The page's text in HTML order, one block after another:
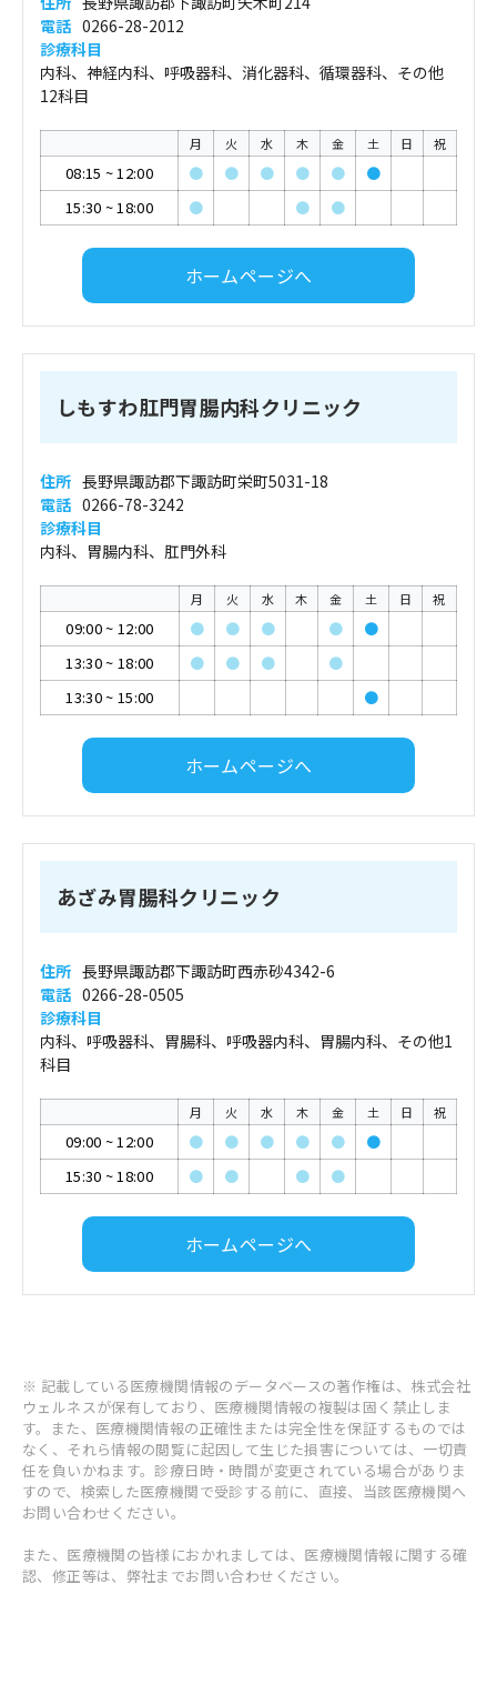
電話 0266-28-2012
診療科目
内科、神経内科、呼吸器科、消化器科、循環器科、その他
12科目
月 火 水 木 金 土 日 祝
08:15 ~12:00 ● ● ● ● ●
●
15:30 ~18:00 ● ● ●
ホームページへ
しもすわ肛門胃腸内科クリニック
住所 長野県諏訪郡下諏訪町栄町5031-18
電話 0266-78-3242
診療科目
内科、胃腸内科、肛門外科
月 火 水 木 金 土 日 祝
09:00~ 12:00 ● ● ● ●
●
13:30~ 18:00 ● ● ●
●
13:30~ 15:00 ●
ホームページへ
あざみ胃腸科クリニック
住所 長野県諏訪郡下諏訪町西赤砂4342-6
電話 0266-28-0505
診療科目
内科、呼吸器科、胃腸科、呼吸器内科、胃腸内科、その他1
科目
月 火 水 木 金 土 日 祝
09:00 ~12:00 ● ● ● ● ●
●
15:30 ~18:00 ● ● ● ●
ホームページへ
※ 記載している医療機関情報のデータベースの著作権は、株式会社
ウェルネスが保有しており、医療機関情報の複製は固く禁止しま
す。また、医療機関情報の正確性または完全性を保証するものでは
なく、それら情報の閲覧に起因して生じた損害については、一切責
任を負いかねます。診療日時・時間が変更されている場合がありま
すので、検索した医療機関で受診する前に、直接、当該医療機関へ
お問い合わせください。
また、医療機関の皆様におかれましては、医療機関情報に関する確
認、修正等は、弊社までお問い合わせください。